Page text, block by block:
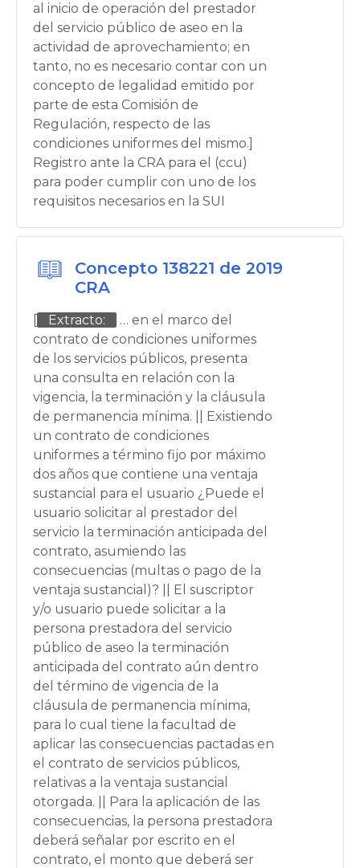
al inicio de operación del prestador
del servicio público de aseo en la
actividad de aprovechamiento; en
tanto, no es necesario contar con un
concepto de legalidad emitido por
parte de esta Comisión de
Regulación, respecto de las
condiciones uniformes del mismo.]
Registro ante la CRA para el (ccu)
para poder cumplir con uno de los
requisitos necesarios en la SUI
Concepto 138221 de 2019
CRA
[ Extracto:
… en el marco del
contrato de condiciones uniformes
de los servicios públicos, presenta
una consulta en relación con la
vigencia, la terminación y la cláusula
de permanencia mínima. || Existiendo
un contrato de condiciones
uniformes a término fijo por máximo
dos años que contiene una ventaja
sustancial para el usuario ¿Puede el
usuario solicitar al prestador del
servicio la terminación anticipada del
contrato, asumiendo las
consecuencias (multas o pago de la
ventaja sustancial)? || El suscriptor
y/o usuario puede solicitar a la
persona prestadora del servicio
público de aseo la terminación
anticipada del contrato aún dentro
del término de vigencia de la
cláusula de permanencia mínima,
para lo cual tiene la facultad de
aplicar las consecuencias pactadas en
el contrato de servicios públicos,
relativas a la ventaja sustancial
otorgada. || Para la aplicación de las
consecuencias, la persona prestadora
deberá señalar por escrito en el
contrato, el monto que deberá ser